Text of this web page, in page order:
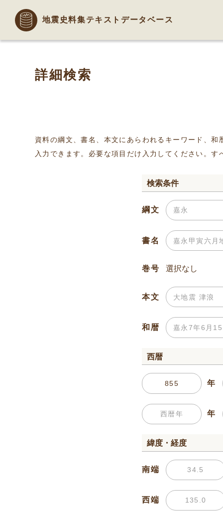
地震史料集テキストデータベース
詳細検索
資料の綱文、書名、本文にあらわれるキーワード、
入力できます。必要な項目だけ入力してください。
検索条件
綱文
書名
巻号
本文
和暦
西暦
年
年
緯度・経度
南端
西端